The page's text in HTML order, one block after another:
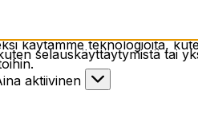
käytämme teknologioita,
selauskäyttäytymistä tai
aktiivinen